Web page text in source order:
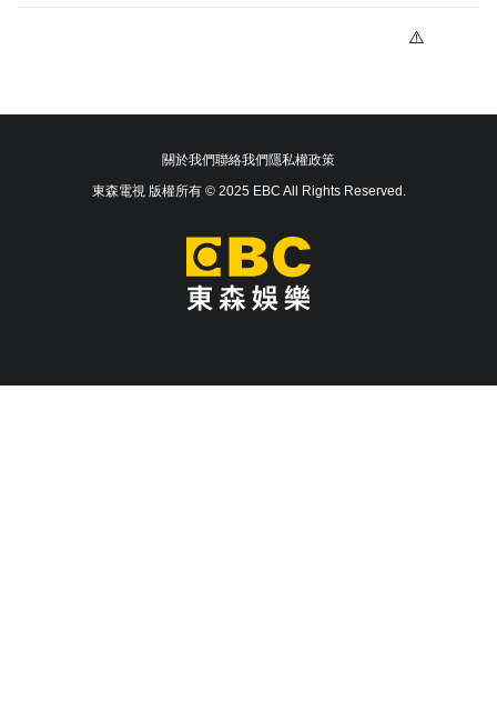
關於我們聯絡我們隱私權政策
東森電視 版權所有 © 2025 EBC All Rights Reserved.